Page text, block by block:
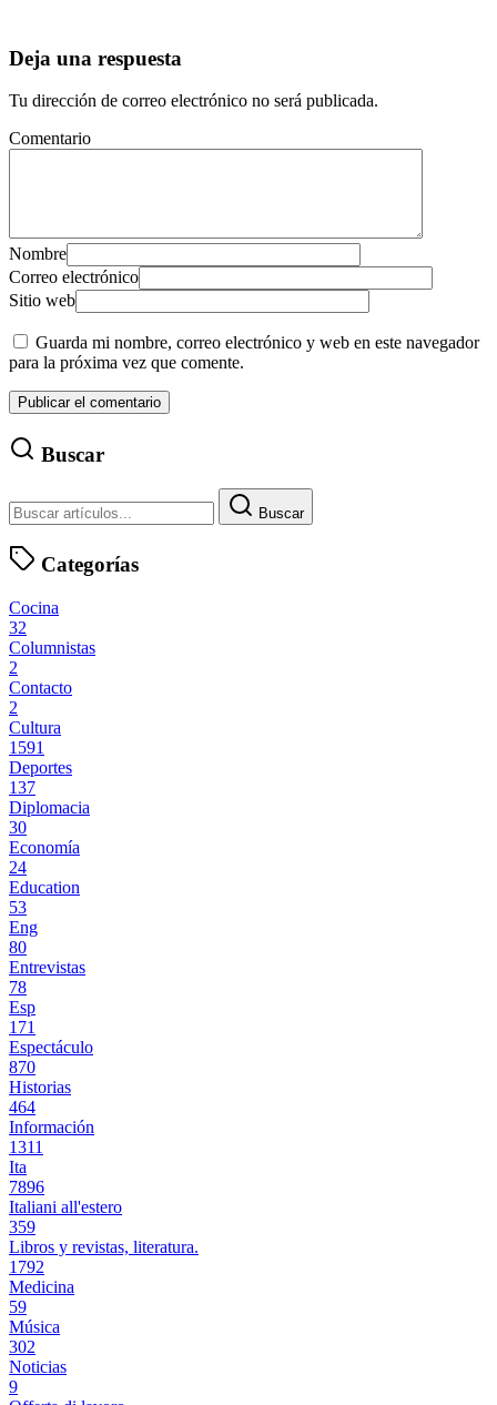
Deja una respuesta
Tu dirección de correo electrónico no será publicada.
Comentario
Nombre
Correo electrónico
Sitio web
Guarda mi nombre, correo electrónico y web en este navegador
para la próxima vez que comente.
Buscar
Buscar
Categorías
Cocina
32
Columnistas
2
Contacto
2
Cultura
1591
Deportes
137
Diplomacia
30
Economía
24
Education
53
Eng
80
Entrevistas
78
Esp
171
Espectáculo
870
Historias
464
Información
1311
Ita
7896
Italiani all'estero
359
Libros y revistas, literatura.
1792
Medicina
59
Música
302
Noticias
9